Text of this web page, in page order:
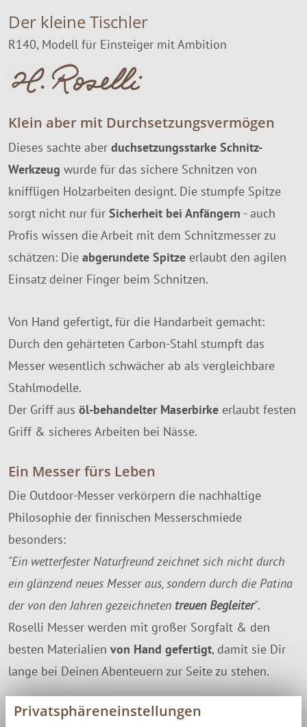
Der kleine Tischler
R140, Modell für Einsteiger mit Ambition
Klein aber mit Durchsetzungsvermögen
Dieses sachte aber duchsetzungsstarke Schnitz-
Werkzeug wurde für das sichere Schnitzen von
kniffligen Holzarbeiten designt. Die stumpfe Spitze
sorgt nicht nur für Sicherheit bei Anfängern - auch
Profis wissen die Arbeit mit dem Schnitzmesser zu
schätzen: Die abgerundete Spitze erlaubt den agilen
Einsatz deiner Finger beim Schnitzen.
Von Hand gefertigt, für die Handarbeit gemacht:
Durch den gehärteten Carbon-Stahl stumpft das
Messer wesentlich schwächer ab als vergleichbare
Stahlmodelle.
Der Griff aus öl-behandelter Maserbirke erlaubt festen
Griff & sicheres Arbeiten bei Nässe.
Ein Messer fürs Leben
Die Outdoor-Messer verkörpern die nachhaltige
Philosophie der finnischen Messerschmiede
besonders:
"Ein wetterfester Naturfreund zeichnet sich nicht durch
ein glänzend neues Messer aus, sondern durch die Patina
der von den Jahren gezeichneten treuen Begleiter".
Roselli Messer werden mit großer Sorgfalt & den
besten Materialien von Hand gefertigt, damit sie Dir
lange bei Deinen Abenteuern zur Seite zu stehen.
Besondere Eigenschaften
Privatsphäreneinstellungen